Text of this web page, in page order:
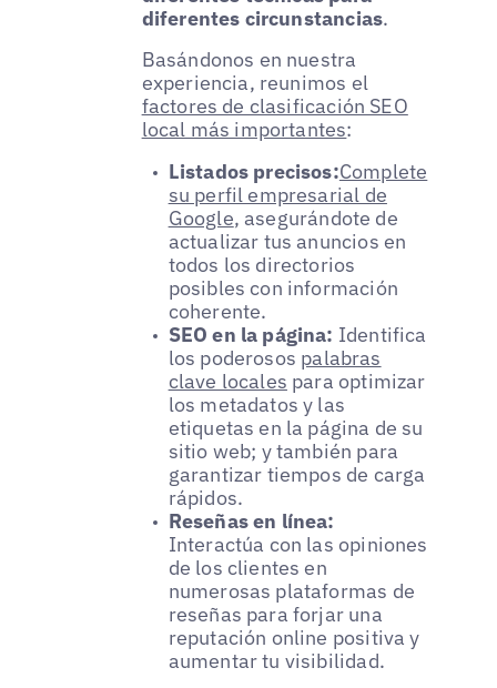
diferentes circunstancias.
Basándonos en nuestra
experiencia, reunimos el
factores de clasificación SEO
local más importantes:
Listados precisos:Complete
su perfil empresarial de
Google, asegurándote de
actualizar tus anuncios en
todos los directorios
posibles con información
coherente.
SEO en la página: Identifica
los poderosos palabras
clave locales para optimizar
los metadatos y las
etiquetas en la página de su
sitio web; y también para
garantizar tiempos de carga
rápidos.
Reseñas en línea:
Interactúa con las opiniones
de los clientes en
numerosas plataformas de
reseñas para forjar una
reputación online positiva y
aumentar tu visibilidad.